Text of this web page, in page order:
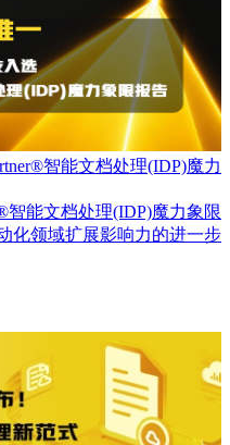
智能文档处理(IDP)魔力
智能文档处理(IDP)魔力象限
化领域扩展影响力的进一步